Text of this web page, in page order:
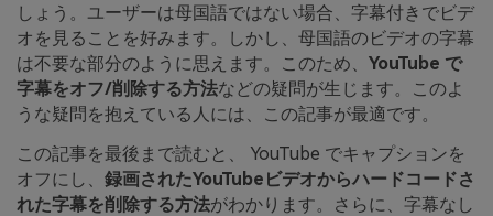
しょう。ユーザーは母国語ではない場合、字幕付きでビデ
オを見ることを好みます。しかし、母国語のビデオの字幕
は不要な部分のように思えます。このため、 YouTube で
字幕をオフ/削除する方法などの疑問が生じます。このよ
うな疑問を抱えている人には、この記事が最適です。
この記事を最後まで読むと、 YouTube でキャプションを
オフにし、 録画されたYouTubeビデオからハードコードさ
れた字幕を削除する方法がわかります。さらに、字幕なし